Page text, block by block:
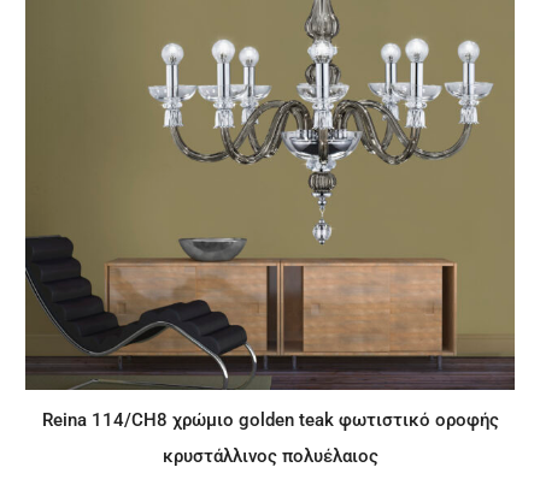
Reina 114/CH8 χρώμιο golden teak φωτιστικό οροφής
κρυστάλλινος πολυέλαιος